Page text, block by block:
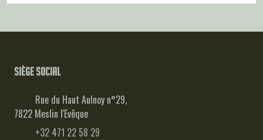
Siège social
Rue du Haut Aulnoy n°29,
7822 Meslin l'Evêque
+32 471 22 58 29